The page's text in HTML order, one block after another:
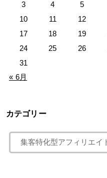
3
4 5
10
11 12
17
18 19
24
25 26
31
« 6月
カテゴリー